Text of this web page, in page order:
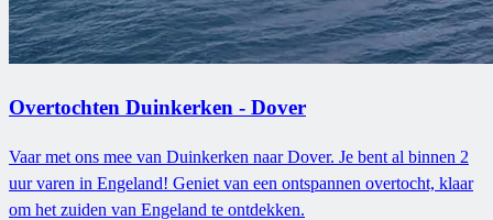
Overtochten Duinkerken - Dover
Vaar met ons mee van Duinkerken naar Dover. Je bent al binnen 2
uur varen in Engeland! Geniet van een ontspannen overtocht, klaar
om het zuiden van Engeland te ontdekken.